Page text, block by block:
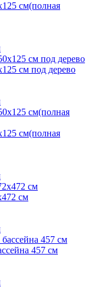
см(полная
см под дерево
см(полная
см
457 см